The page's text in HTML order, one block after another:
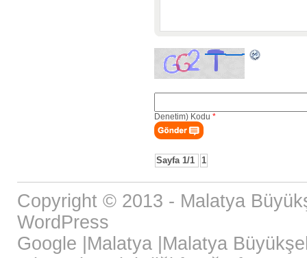
Denetim) Kodu *
Sayfa 1/1 1
Copyright © 2013 - Malatya
WordPress
Google Malatya Malatya